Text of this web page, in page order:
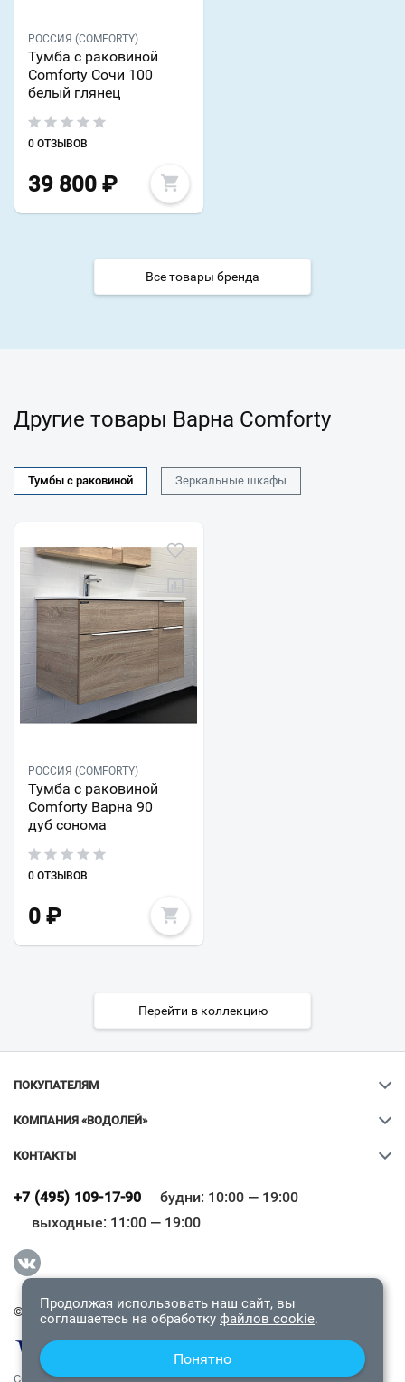
РОССИЯ (COMFORTY)
Тумба с раковиной
Comforty Сочи 100
белый глянец
0 ОТЗЫВОВ
39 800 ₽
Все товары бренда
Другие товары Варна Comforty
Тумбы с раковиной Зеркальные шкафы
РОССИЯ (COMFORTY)
Тумба с раковиной
Comforty Варна 90
дуб сонома
0 ОТЗЫВОВ
0 ₽
Перейти в коллекцию
ПОКУПАТЕЛЯМ
КОМПАНИЯ «ВОДОЛЕЙ»
КОНТАКТЫ
+7 (495) 109-17-90
будни: 10:00 — 19:00
выходные: 11:00 — 19:00
© 2009-2026 «Водолей Онлайн». Все права защищены.
СОГЛАШЕНИЕ О КОНФИДЕНЦИАЛЬНОСТИ
Всё верно
Продолжая использовать наш сайт, вы
соглашаетесь на обработку файлов cookie.
Понятно